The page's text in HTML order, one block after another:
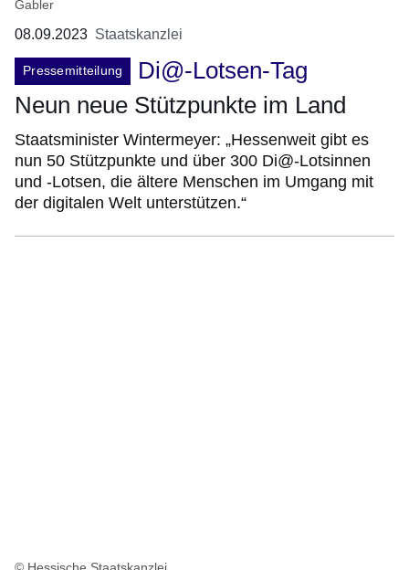
Gabler
08.09.2023 Staatskanzlei
Pressemitteilung
Di@-Lotsen-Tag
Neun neue Stützpunkte im Land
Staatsminister Wintermeyer: „Hessenweit gibt es
nun 50 Stützpunkte und über 300 Di@-Lotsinnen
und -Lotsen, die ältere Menschen im Umgang mit
der digitalen Welt unterstützen.“